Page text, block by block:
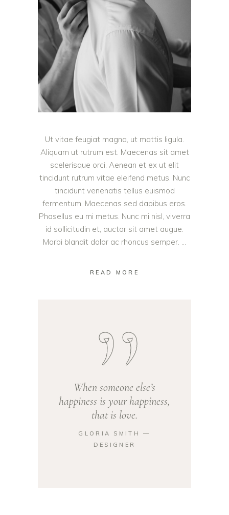
Ut vitae feugiat magna, ut mattis ligula.
Aliquam ut rutrum est. Maecenas sit amet
scelerisque orci. Aenean et ex ut elit
tincidunt rutrum vitae eleifend metus. Nunc
tincidunt venenatis tellus euismod
fermentum. Maecenas sed dapibus eros.
Phasellus eu mi metus. Nunc mi nisl, viverra
id sollicitudin et, auctor sit amet augue.
Morbi blandit dolor ac rhoncus semper.
READ MORE
When someone else’s
happiness is your happiness,
that is love.
GLORIA SMITH ―
DESIGNER